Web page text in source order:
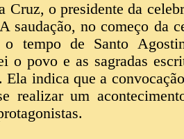
Cruz, o presidente da
saudação, no começo da
o tempo de Santo
o povo e as sagradas
Ela indica que a
realizar um